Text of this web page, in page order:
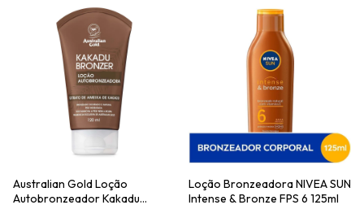
Australian Gold Loção
Autobronzeador Kakadu
Loção Bronzeadora NIVEA SUN
Intense & Bronze FPS 6 125ml